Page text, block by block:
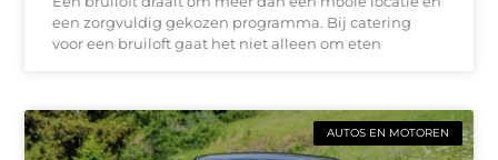
een zorgvuldig gekozen programma. Bij catering
voor een bruiloft gaat het niet alleen om eten
AUTOS EN MOTOREN